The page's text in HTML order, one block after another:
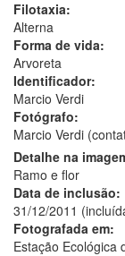
Filotaxia:
Alterna
Forma de vida:
Arvoreta
Identificador:
Marcio Verdi
Fotógrafo:
Marcio Verdi
Detalhe na
Ramo e flor
Data de inclusão:
31/12/2011
Fotografada em:
Estação Ecológica